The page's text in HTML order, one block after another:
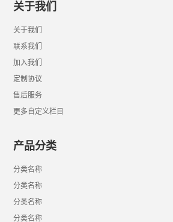
关于我们
关于我们
联系我们
加入我们
定制协议
售后服务
更多自定义栏目
产品分类
分类名称
分类名称
分类名称
分类名称